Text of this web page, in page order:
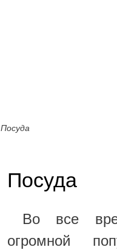
Посуда
Посуда
Во все
огромной